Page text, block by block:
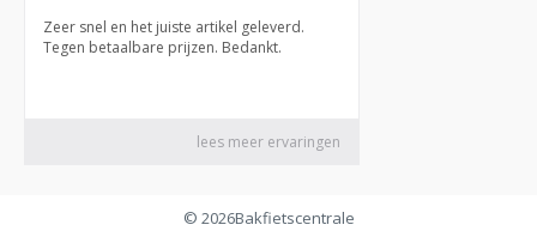
© 2026Bakfietscentrale